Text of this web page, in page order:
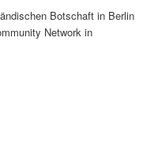
Botschaft in Berlin
Network in